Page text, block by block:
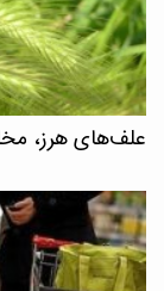
علف‌های هرز،